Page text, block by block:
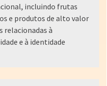
incluindo frutas
e produtos de alto valor
relacionadas à
e à identidade